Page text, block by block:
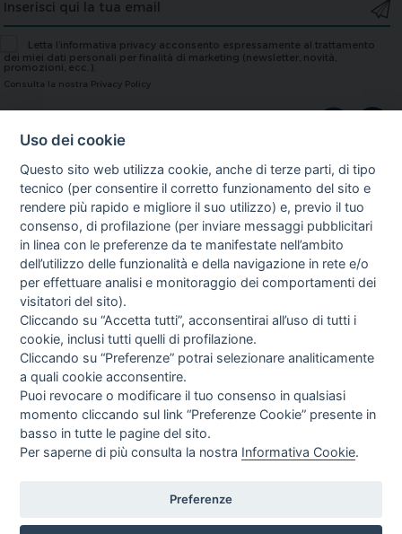
Letta l’informativa privacy acconsento espressamente al trattamento
dei miei dati personali per finalità di marketing (newsletter, novità,
promozioni, ecc.).
Consulta la nostra Privacy Policy
Ai sensi delle Nuove Linee guida del Ministero della Salute del 28/03/2013,
relative alla pubblicità; sanitaria concernente i dispositivi medici, dispositivi
medico-diagnostici in vitro e presidi medico chirurgici, si avvisa l'utente che le
informazioni ivi contenute sono esclusivamente rivolte agli operatori
professionali.
L'uso dei nomi di società, marca , modelli o qualsiasi altra parte di ricambio od
accessorio OEM è soltanto per riferimento alla corrispondente parte . Tutti i
nomi di società, marchi, prodotti cui si fa riferimento in questo sito sono
utilizzati solo a scopo identificativo e sono marchi registrati dei rispettivi
proprietari.
Tutti i prodotti esposti su questo sito ed aventi l materiali ed accessori per
apparecchiature elettromedicali - dispositivi medici nonchè tutti i contenuti del
sito www.nesmed.it ( testi, immagini, foto, disegni, allegati, descrizioni) non
hanno carattere nè natura di pubblicità. Tutti i contenuti devono intendersi e
sono di natura esclusivamente informativa e volti esclusivamente a portare a
conoscenza dei clienti o dei potenziali clienti in fase di pre-acquisto i prodotti
venduti da Nesmed S.r.l. attraverso la rete. Nessun contenuto delle pagine del
sito deve essere inteso come materiale pubblicitario , teso ad influenzare in
qualsivoglia maniera una decisione di acquisto. Quanto sopra a tutela degli
utilizzatori - clienti secondo la vigente normativa in merito. Ogni eventuale
informazione in merito può essere richiesta scrivendo a:
info@nesmed.it
ITALIA | + 39 06 58335686 | P.I. & C.F 12357861009 | TUTTI I DIRITTI
RISERVATI
Uso dei cookie
Questo sito web utilizza cookie, anche di terze parti, di tipo
tecnico (per consentire il corretto funzionamento del sito e
rendere più rapido e migliore il suo utilizzo) e, previo il tuo
consenso, di profilazione (per inviare messaggi pubblicitari
in linea con le preferenze da te manifestate nell’ambito
dell’utilizzo delle funzionalità e della navigazione in rete e/o
per effettuare analisi e monitoraggio dei comportamenti dei
visitatori del sito).
Cliccando su “Accetta tutti”, acconsentirai all’uso di tutti i
cookie, inclusi tutti quelli di profilazione.
Cliccando su “Preferenze” potrai selezionare analiticamente
a quali cookie acconsentire.
Puoi revocare o modificare il tuo consenso in qualsiasi
momento cliccando sul link “Preferenze Cookie” presente in
basso in tutte le pagine del sito.
Per saperne di più consulta la nostra Informativa Cookie.
Preferenze